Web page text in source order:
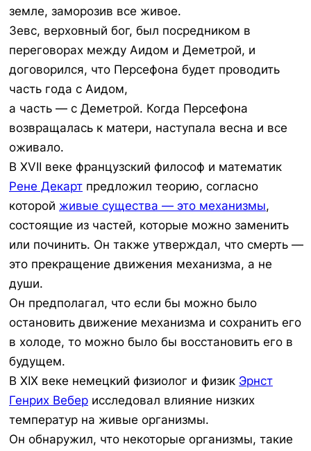
земле, заморозив все живое.
Зевс, верховный бог, был посредником в
переговорах между Аидом и Деметрой, и
договорился, что Персефона будет проводить
часть года с Аидом,
а часть — с Деметрой. Когда Персефона
возвращалась к матери, наступала весна и все
оживало.
В XVII веке французский философ и математик
Рене Декарт предложил теорию, согласно
которой живые существа — это механизмы,
состоящие из частей, которые можно заменить
или починить. Он также утверждал, что смерть —
это прекращение движения механизма, а не
души.
Он предполагал, что если бы можно было
остановить движение механизма и сохранить его
в холоде, то можно было бы восстановить его в
будущем.
В XIX веке немецкий физиолог и физик Эрнст
Генрих Вебер исследовал влияние низких
температур на живые организмы.
Он обнаружил, что некоторые организмы, такие